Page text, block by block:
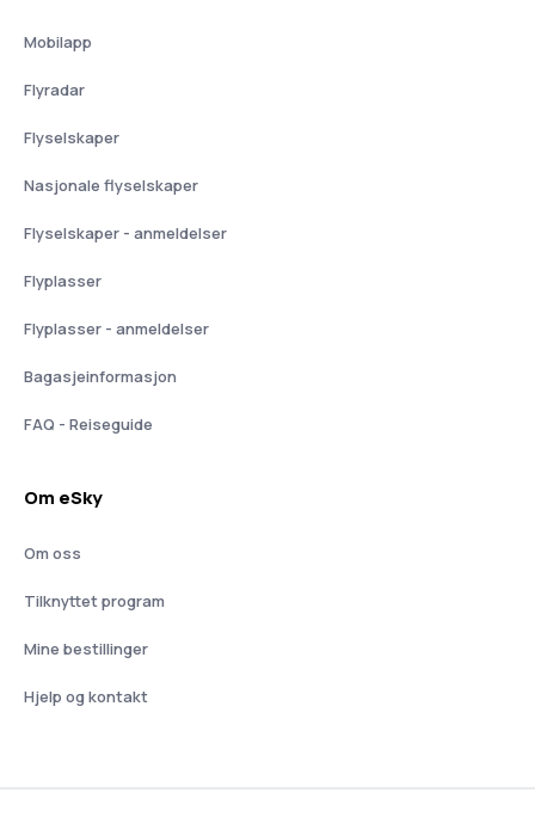
Mobilapp
Flyradar
Flyselskaper
Nasjonale flyselskaper
Flyselskaper - anmeldelser
Flyplasser
Flyplasser - anmeldelser
Bagasjeinformasjon
FAQ - Reiseguide
Om eSky
Om oss
Tilknyttet program
Mine bestillinger
Hjelp og kontakt